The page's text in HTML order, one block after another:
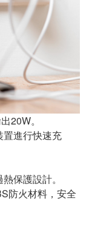
20W。
置進行快速充
保護設計。
防火材料，安全